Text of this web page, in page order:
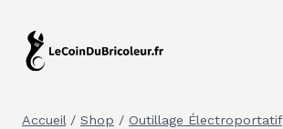
contenu
Accueil / Shop / Outillage Électroportatif